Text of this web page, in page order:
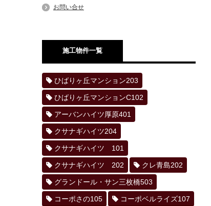
お問い合せ
施工物件一覧
ひばりヶ丘マンション203
ひばりヶ丘マンションC102
アーバンハイツ厚原401
クサナギハイツ204
クサナギハイツ 101
クサナギハイツ 202 クレ青島202
グランドール・サン三枚橋503
コーポさの105 コーポベルライズ107